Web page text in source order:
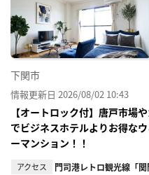
下関市
情報更新日 2026/08/02 10:43
【オートロック付】唐戸市場
でビジネスホテルよりお得な
ーマンション！！
アクセス 門司港レトロ観光線「関